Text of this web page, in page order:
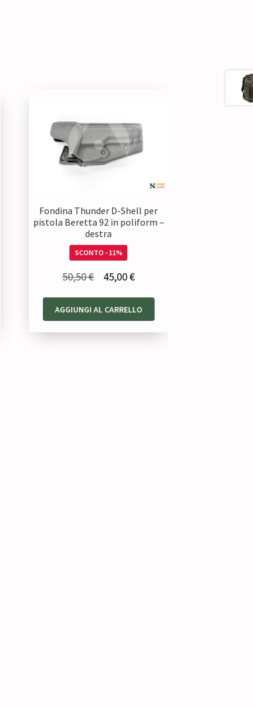
Fondina Thunder D-Shell per
pistola Beretta 92 in poliform –
destra
SCONTO - 11%
50,50€
originale
45,00€Il
attuale
AGGIUNGI AL CARRELLO